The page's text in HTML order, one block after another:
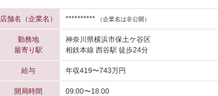
店舗名（企業名） ********** （企業名は非公開）
勤務地
最寄り駅
神奈川県横浜市保土ケ谷区
相鉄本線 西谷駅 徒歩24分
給与 年収419〜743万円
開局時間 09:00〜18:00